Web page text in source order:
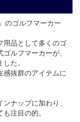
のゴルフマーカー
用品として多くのゴ
ルフマーカーが、
た。
感抜群のアイテムに
ナップに加わり、
注目の的。